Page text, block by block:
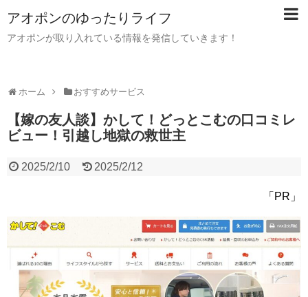
アオポンのゆったりライフ
アオポンが取り入れている情報を発信していきます！
ホーム おすすめサービス
【嫁の友人談】かして！どっとこむの口コミレ
ビュー！引越し地獄の救世主
2025/2/10 2025/2/12
「PR」